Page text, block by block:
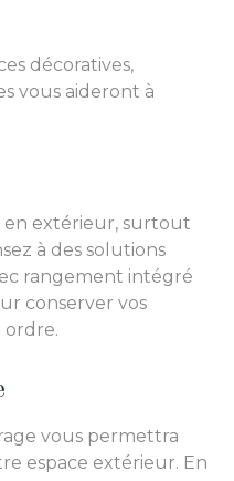
décoratives,
vous aideront à
en extérieur, surtout
à des solutions
rangement intégré
conserver vos
ordre.
vous permettra
espace extérieur. En